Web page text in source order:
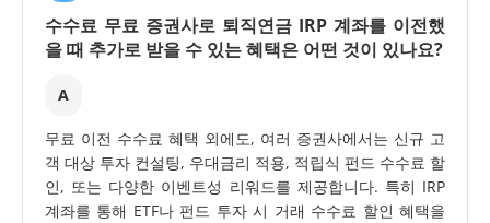
수수료 무료 증권사로 퇴직연금 IRP 계좌를 이전했
을 때 추가로 받을 수 있는 혜택은 어떤 것이 있나요?
A
무료 이전 수수료 혜택 외에도, 여러 증권사에서는 신규 고
객 대상 투자 컨설팅, 우대금리 적용, 적립식 펀드 수수료 할
인, 또는 다양한 이벤트성 리워드를 제공합니다. 특히 IRP
계좌를 통해 ETF나 펀드 투자 시 거래 수수료 할인 혜택을